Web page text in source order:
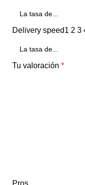
Delivery speed1 2 3
Tu valoración *